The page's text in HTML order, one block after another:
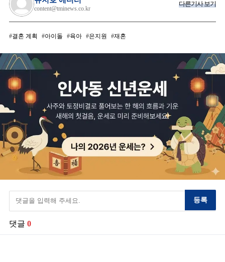
content@tminews.co.kr
다른기사 보기
결혼 계획 아이돌 육아 은지원 재혼
등록
댓글 0